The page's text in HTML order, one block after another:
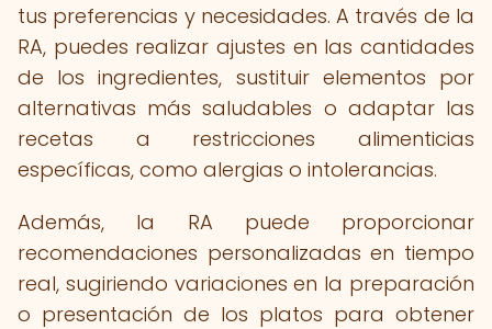
tus preferencias y necesidades. A través de la
RA, puedes realizar ajustes en las cantidades
de los ingredientes, sustituir elementos por
alternativas más saludables o adaptar las
recetas a restricciones alimenticias
específicas, como alergias o intolerancias.
Además, la RA puede proporcionar
recomendaciones personalizadas en tiempo
real, sugiriendo variaciones en la preparación
o presentación de los platos para obtener